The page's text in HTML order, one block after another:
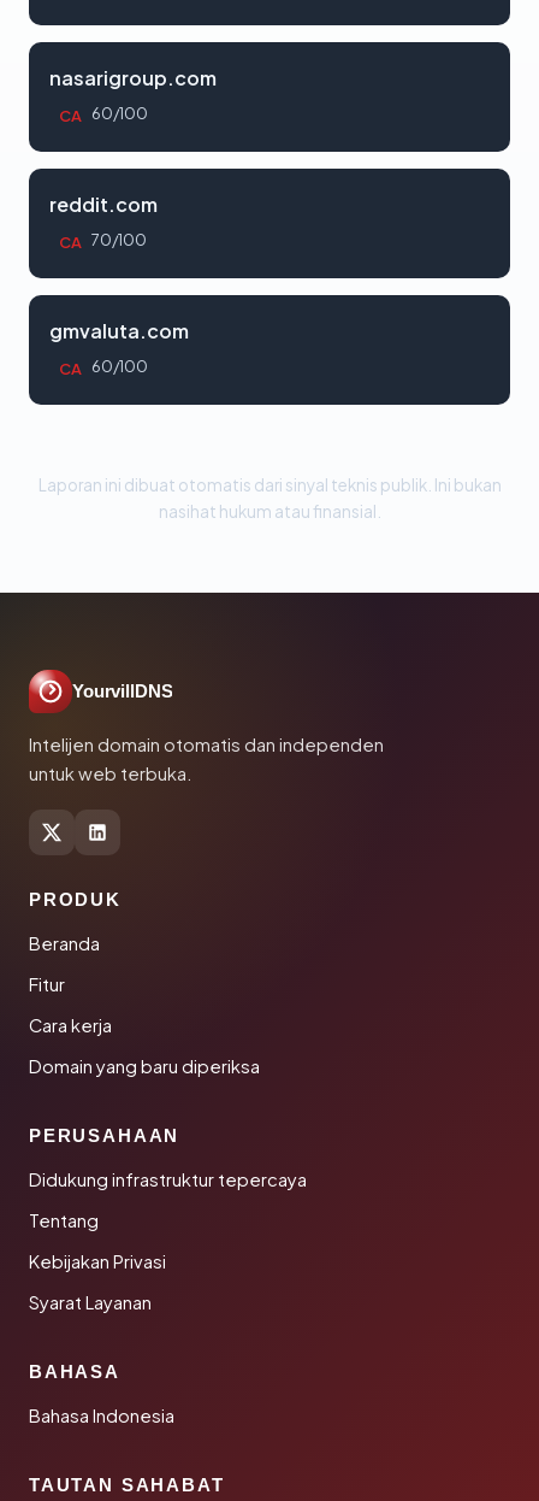
nasarigroup.com
CA 60/100
reddit.com
CA 70/100
gmvaluta.com
CA 60/100
Laporan ini dibuat otomatis dari sinyal teknis publik. Ini bukan
nasihat hukum atau finansial.
YourvillDNS
Intelijen domain otomatis dan independen
untuk web terbuka.
PRODUK
Beranda
Fitur
Cara kerja
Domain yang baru diperiksa
PERUSAHAAN
Didukung infrastruktur tepercaya
Tentang
Kebijakan Privasi
Syarat Layanan
BAHASA
Bahasa Indonesia
TAUTAN SAHABAT